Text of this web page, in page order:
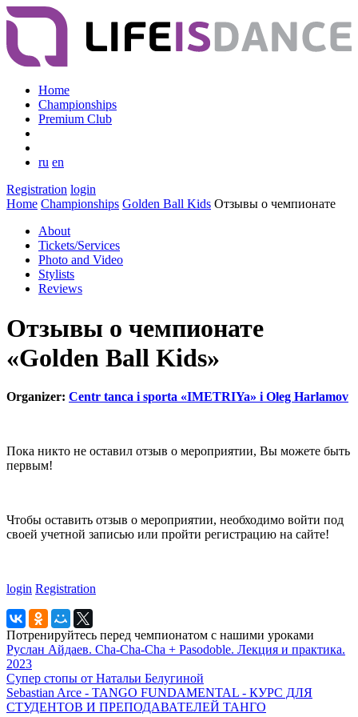
Home
Championships
Premium Club
ru en
Registration login
Home Championships Golden Ball Kids Отзывы о чемпионате
About
Tickets/Services
Photo and Video
Stylists
Reviews
Отзывы о чемпионате
«Golden Ball Kids»
Organizer: Centr tanca i sporta «IMETRIYa» i Oleg Harlamov
Пока никто не оставил отзыв о мероприятии, Вы можете быть
первым!
Чтобы оставить отзыв о мероприятии, необходимо войти под
своей учетной записью или пройти регистрацию на сайте!
login Registration
Потренируйтесь перед чемпионатом с нашими уроками
Руслан Айдаев. Cha-Cha-Cha + Pasodoble. Лекция и практика.
2023
Супер стопы от Натальи Белугиной
Sebastian Arce - TANGO FUNDAMENTAL - КУРС ДЛЯ
СТУДЕНТОВ И ПРЕПОДАВАТЕЛЕЙ ТАНГО